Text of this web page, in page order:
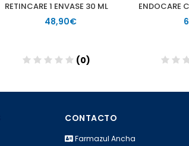
RETINCARE 1 ENVASE 30 ML
48,90€
(0)
CONTACTO
Farmazul Ancha